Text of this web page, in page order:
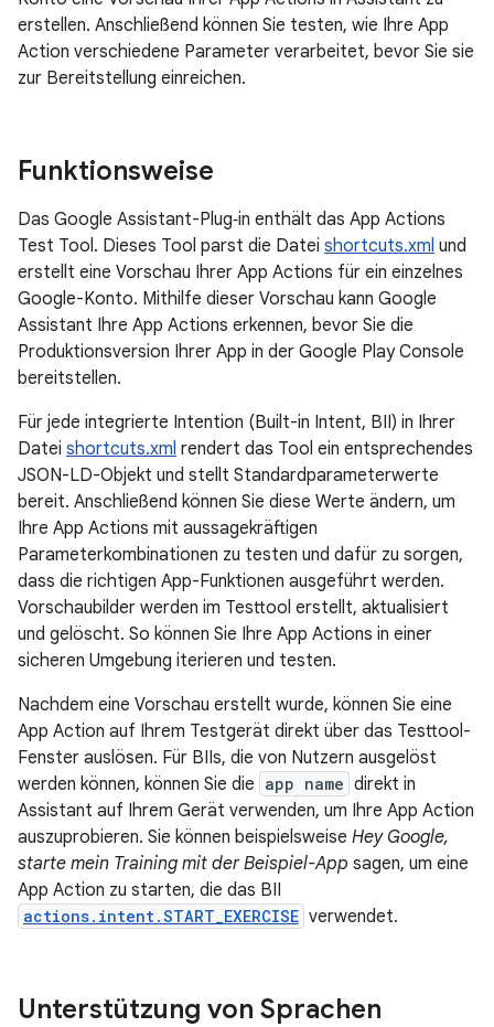
erstellen. Anschließend können Sie testen, wie Ihre App
Action verschiedene Parameter verarbeitet, bevor Sie sie
zur Bereitstellung einreichen.
Funktionsweise
Das Google Assistant-Plug‑in enthält das App Actions
Test Tool. Dieses Tool parst die Datei shortcuts.xml und
erstellt eine Vorschau Ihrer App Actions für ein einzelnes
Google-Konto. Mithilfe dieser Vorschau kann Google
Assistant Ihre App Actions erkennen, bevor Sie die
Produktionsversion Ihrer App in der Google Play Console
bereitstellen.
Für jede integrierte Intention (Built-in Intent, BII) in Ihrer
Datei shortcuts.xml rendert das Tool ein entsprechendes
JSON-LD-Objekt und stellt Standardparameterwerte
bereit. Anschließend können Sie diese Werte ändern, um
Ihre App Actions mit aussagekräftigen
Parameterkombinationen zu testen und dafür zu sorgen,
dass die richtigen App-Funktionen ausgeführt werden.
Vorschaubilder werden im Testtool erstellt, aktualisiert
und gelöscht. So können Sie Ihre App Actions in einer
sicheren Umgebung iterieren und testen.
Nachdem eine Vorschau erstellt wurde, können Sie eine
App Action auf Ihrem Testgerät direkt über das Testtool-
Fenster auslösen. Für BIIs, die von Nutzern ausgelöst
werden können, können Sie die app name direkt in
Assistant auf Ihrem Gerät verwenden, um Ihre App Action
auszuprobieren. Sie können beispielsweise Hey Google,
starte mein Training mit der Beispiel-App sagen, um eine
App Action zu starten, die das BII
actions.intent.START_EXERCISE verwendet.
Unterstützung von Sprachen